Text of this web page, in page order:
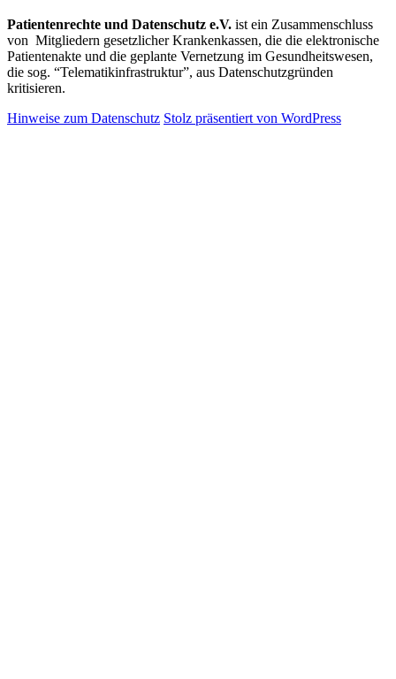
Patientenrechte und Datenschutz e.V. ist ein Zusammenschluss
von Mitgliedern gesetzlicher Krankenkassen, die die elektronische
Patientenakte und die geplante Vernetzung im Gesundheitswesen,
die sog. “Telematikinfrastruktur”, aus Datenschutzgründen
kritisieren.
Hinweise zum Datenschutz Stolz präsentiert von WordPress